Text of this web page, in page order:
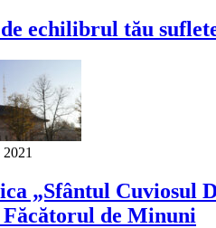
echilibrul tău
„Sfântul Cuviosul
Făcătorul de Minuni